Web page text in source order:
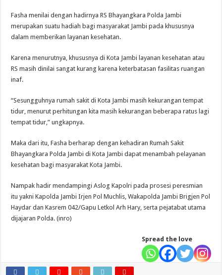
Fasha menilai dengan hadirnya RS Bhayangkara Polda Jambi
merupakan suatu hadiah bagi masyarakat Jambi pada khususnya
dalam memberikan layanan kesehatan.
Karena menurutnya, khususnya di Kota Jambi layanan kesehatan atau
RS masih dinilai sangat kurang karena keterbatasan fasilitas ruangan
inaf.
“Sesungguhnya rumah sakit di Kota Jambi masih kekurangan tempat
tidur, menurut perhitungan kita masih kekurangan beberapa ratus lagi
tempat tidur,” ungkapnya.
Maka dari itu, Fasha berharap dengan kehadiran Rumah Sakit
Bhayangkara Polda Jambi di Kota Jambi dapat menambah pelayanan
kesehatan bagi masyarakat Kota Jambi.
Nampak hadir mendampingi Aslog Kapolri pada prosesi peresmian
itu yakni Kapolda Jambi Irjen Pol Muchlis, Wakapolda Jambi Brigjen Pol
Haydar dan Kasrem 042/Gapu Letkol Arh Hary, serta pejatabat utama
dijajaran Polda. (inro)
Spread the love